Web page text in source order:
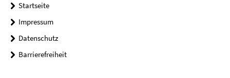
Startseite
Impressum
Datenschutz
Barrierefreiheit